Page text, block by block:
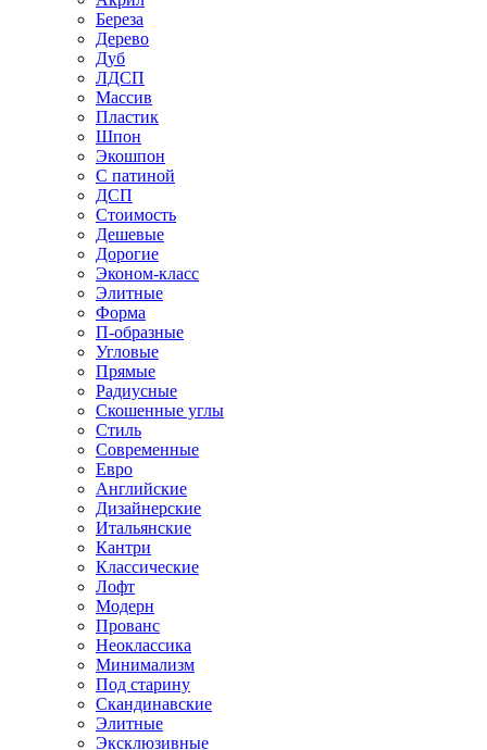
Береза
Дерево
Дуб
ЛДСП
Массив
Пластик
Шпон
Экошпон
С патиной
ДСП
Стоимость
Дешевые
Дорогие
Эконом-класс
Элитные
Форма
П-образные
Угловые
Прямые
Радиусные
Скошенные углы
Стиль
Современные
Евро
Английские
Дизайнерские
Итальянские
Кантри
Классические
Лофт
Модерн
Прованс
Неоклассика
Минимализм
Под старину
Скандинавские
Элитные
Эксклюзивные